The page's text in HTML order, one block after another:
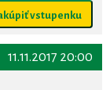
vstupenku
11.11.2017 20:00